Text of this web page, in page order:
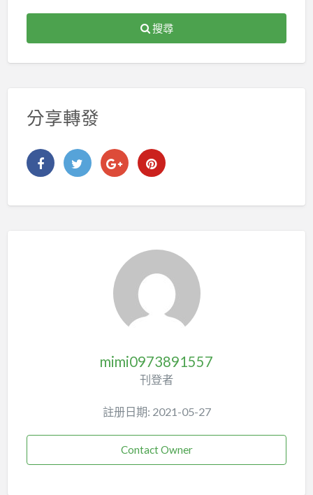
搜尋
分享轉發
mimi0973891557
刊登者
註册日期: 2021-05-27
Contact Owner